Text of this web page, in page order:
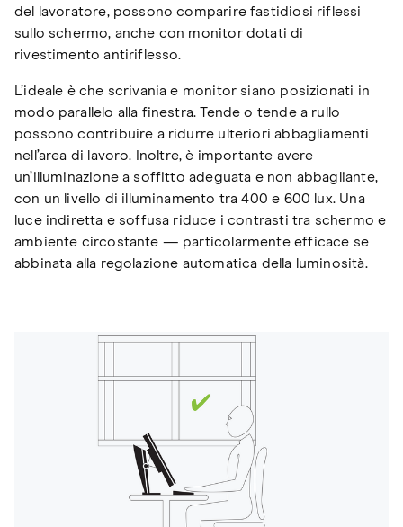
del lavoratore, possono comparire fastidiosi riflessi
sullo schermo, anche con monitor dotati di
rivestimento antiriflesso.
L’ideale è che scrivania e monitor siano posizionati in
modo parallelo alla finestra. Tende o tende a rullo
possono contribuire a ridurre ulteriori abbagliamenti
nell’area di lavoro. Inoltre, è importante avere
un’illuminazione a soffitto adeguata e non abbagliante,
con un livello di illuminamento tra 400 e 600 lux. Una
luce indiretta e soffusa riduce i contrasti tra schermo e
ambiente circostante — particolarmente efficace se
abbinata alla regolazione automatica della luminosità.